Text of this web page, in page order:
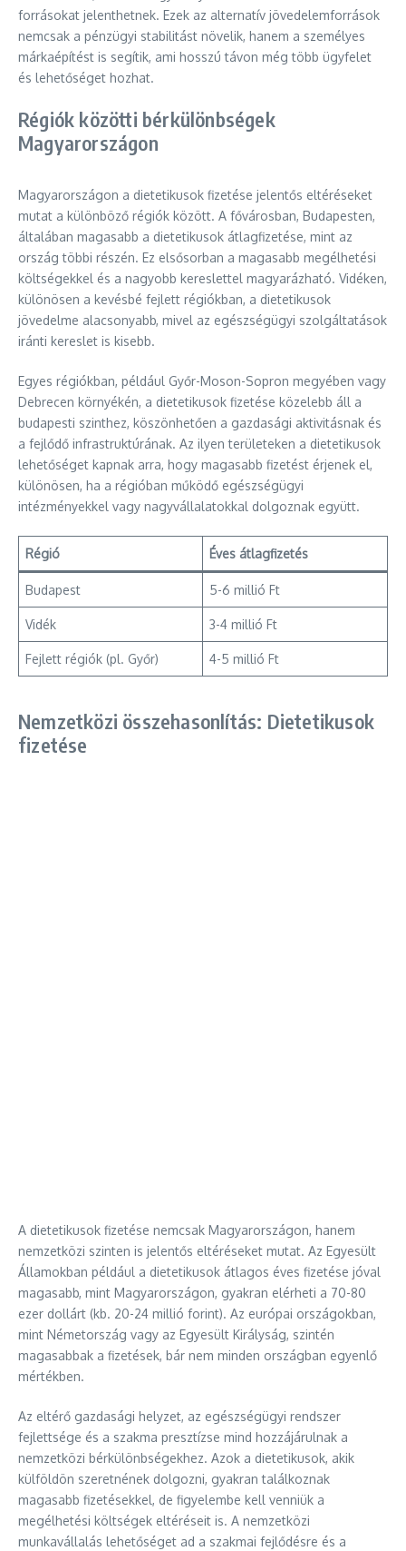
forrásokat jelenthetnek. Ezek az alternatív jövedelemforrások
nemcsak a pénzügyi stabilitást növelik, hanem a személyes
márkaépítést is segítik, ami hosszú távon még több ügyfelet
és lehetőséget hozhat.
Régiók közötti bérkülönbségek
Magyarországon
Magyarországon a dietetikusok fizetése jelentős eltéréseket
mutat a különböző régiók között. A fővárosban, Budapesten,
általában magasabb a dietetikusok átlagfizetése, mint az
ország többi részén. Ez elsősorban a magasabb megélhetési
költségekkel és a nagyobb kereslettel magyarázható. Vidéken,
különösen a kevésbé fejlett régiókban, a dietetikusok
jövedelme alacsonyabb, mivel az egészségügyi szolgáltatások
iránti kereslet is kisebb.
Egyes régiókban, például Győr-Moson-Sopron megyében vagy
Debrecen környékén, a dietetikusok fizetése közelebb áll a
budapesti szinthez, köszönhetően a gazdasági aktivitásnak és
a fejlődő infrastruktúrának. Az ilyen területeken a dietetikusok
lehetőséget kapnak arra, hogy magasabb fizetést érjenek el,
különösen, ha a régióban működő egészségügyi
intézményekkel vagy nagyvállalatokkal dolgoznak együtt.
Régió Éves átlagfizetés
Budapest 5-6 millió Ft
Vidék 3-4 millió Ft
Fejlett régiók (pl. Győr) 4-5 millió Ft
Nemzetközi összehasonlítás: Dietetikusok
fizetése
A dietetikusok fizetése nemcsak Magyarországon, hanem
nemzetközi szinten is jelentős eltéréseket mutat. Az Egyesült
Államokban például a dietetikusok átlagos éves fizetése jóval
magasabb, mint Magyarországon, gyakran elérheti a 70-80
ezer dollárt (kb. 20-24 millió forint). Az európai országokban,
mint Németország vagy az Egyesült Királyság, szintén
magasabbak a fizetések, bár nem minden országban egyenlő
mértékben.
Az eltérő gazdasági helyzet, az egészségügyi rendszer
fejlettsége és a szakma presztízse mind hozzájárulnak a
nemzetközi bérkülönbségekhez. Azok a dietetikusok, akik
külföldön szeretnének dolgozni, gyakran találkoznak
magasabb fizetésekkel, de figyelembe kell venniük a
megélhetési költségek eltéréseit is. A nemzetközi
munkavállalás lehetőséget ad a szakmai fejlődésre és a